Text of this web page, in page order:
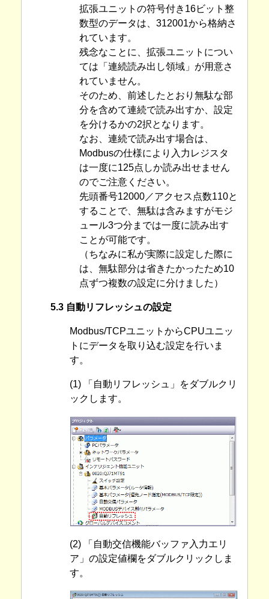
拡張ユニットの符号付き16ビット整
数型のデータは、312001から格納さ
れています。
残念なことに、拡張ユニットについ
ては「連続読み出し領域」が用意さ
れていません。
そのため、前述したとおり無駄な部
分を含めて連続で読み出すか、設定
を分けるかの2択となります。
なお、連続で読み出す場合は、
Modbusの仕様により入力レジスタ
は一度に125点しか読み出せません
のでご注意ください。
先頭番号12000／アクセス点数110と
することで、無駄は含みますがモジ
ュール3つ分までは一度に読み出す
ことが可能です。
（ちなみに私が実際に設定した際に
は、無駄部分は省きたかったため10
点ずつ複数の設定に分けました）
5.3 自動リフレッシュの設定
Modbus/TCPユニットからCPUユニッ
トにデータを取り込む設定を行いま
す。
(1) 「自動リフレッシュ」をダブルクリ
ックします。
(2) 「自動交信機能バッファ入力エリ
ア」の設定値欄をダブルクリックしま
す。